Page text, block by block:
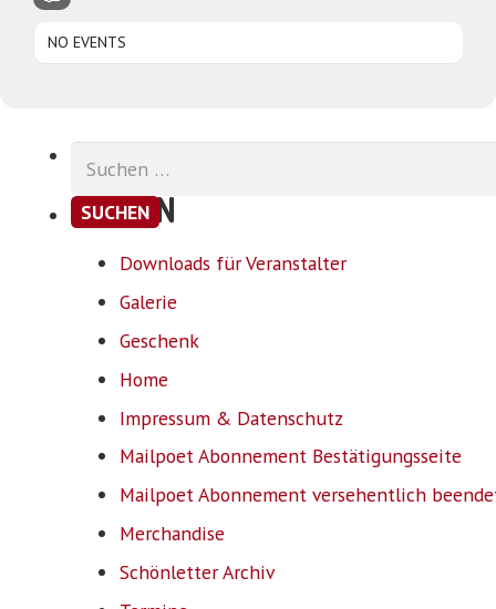
NO EVENTS
nach:
SEITEN
Downloads für Veranstalter
Galerie
Geschenk
Home
Impressum & Datenschutz
Mailpoet Abonnement Bestätigungsseite
Mailpoet Abonnement versehentlich
Merchandise
Schönletter Archiv